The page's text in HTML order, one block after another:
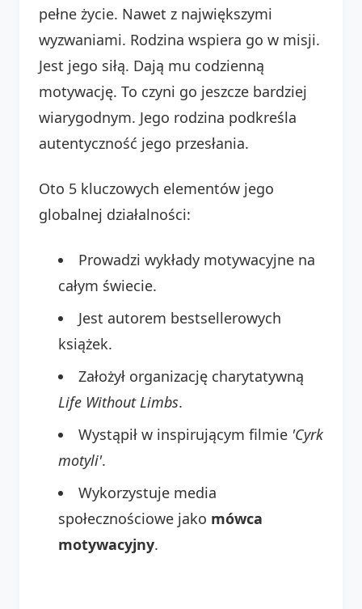
pełne życie. Nawet z największymi
wyzwaniami. Rodzina wspiera go w misji.
Jest jego siłą. Dają mu codzienną
motywację. To czyni go jeszcze bardziej
wiarygodnym. Jego rodzina podkreśla
autentyczność jego przesłania.
Oto 5 kluczowych elementów jego
globalnej działalności:
Prowadzi wykłady motywacyjne na
całym świecie.
Jest autorem bestsellerowych
książek.
Założył organizację charytatywną
Life Without Limbs.
Wystąpił w inspirującym filmie 'Cyrk
motyli'.
Wykorzystuje media
społecznościowe jako mówca
motywacyjny.